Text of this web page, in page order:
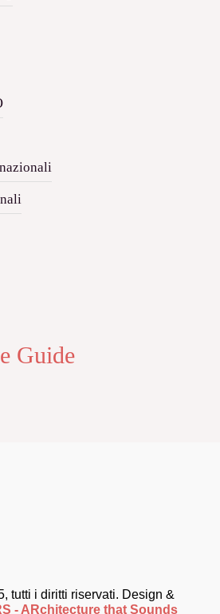
Guide
tutti i diritti riservati. Design &